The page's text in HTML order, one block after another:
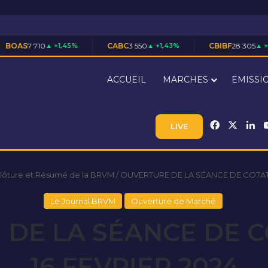
CABC3 550 ▲ +1,43% CBIBF28 305 ▲ +0,02%
ACCUEIL MARCHES
LIVE Facebook
et Résumé de la BRVM / OUVERTURE DE LA SÉANCE DE
Le Journal BRVM Ouverture de Marché